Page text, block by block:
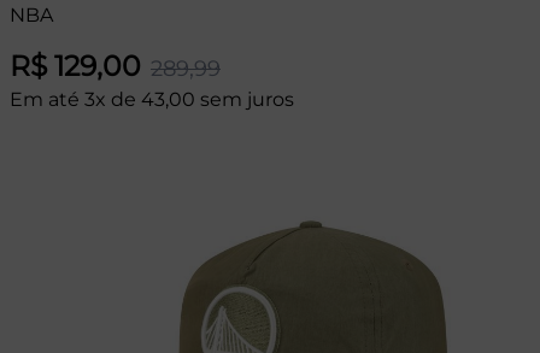
NBA
R$ 129,00 289,99
Em até 3x de 43,00 sem juros